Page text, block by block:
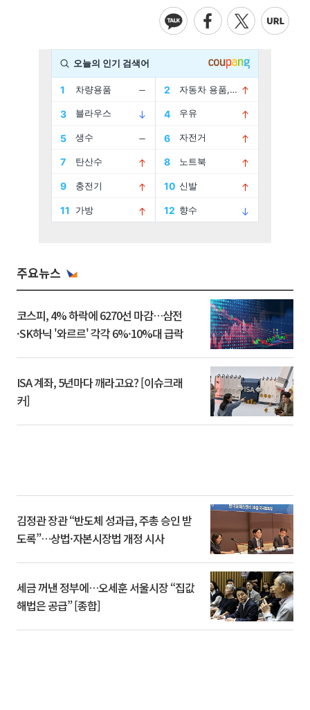
주요뉴스
코스피, 4% 하락에 6270선 마감…삼전
·SK하닉 '와르르' 각각 6%·10%대 급락
ISA 계좌, 5년마다 깨라고요? [이슈크래
커]
김정관 장관 “반도체 성과급, 주총 승인 받
도록”…상법·자본시장법 개정 시사
세금 꺼낸 정부에…오세훈 서울시장 “집값
해법은 공급” [종합]